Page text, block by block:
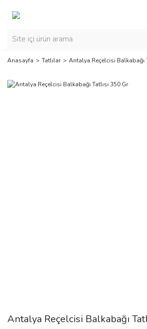
Anasayfa Tatlılar Antalya Reçelcisi Balkabağı
Antalya Reçelcisi Balkabağı